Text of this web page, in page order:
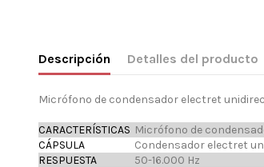
Descripción Detalles del producto
Micrófono de condensador electret
CARACTERÍSTICAS Micrófono de
CÁPSULA
Condensador electret
RESPUESTA
50-16.000 Hz